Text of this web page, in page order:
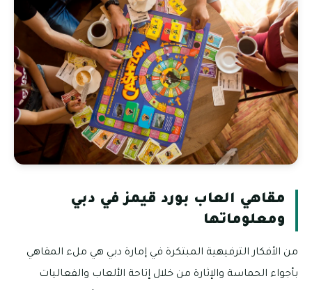
مقاهي العاب بورد قيمز في دبي
ومعلوماتها
من الأفكار الترفيهية المبتكرة في إمارة دبي هي ملء المقاهي
بأجواء الحماسة والإثارة من خلال إتاحة الألعاب والفعاليات